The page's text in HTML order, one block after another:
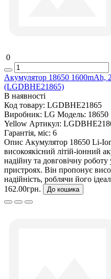
0
Акумулятор 18650 1600mAh,
(LGDBHE21865)
В наявності
Код товару: LGDBHE21865
Виробник: LG Модель: 18650
Yellow Артикул:
Гарантія, міс: 6
Опис Акумулятор 18650 Li-
високоякісний літій-іонний
надійну та довговічну
пристроях. Він пропонує
надійність, роблячи його
162.00грн.
До кошика